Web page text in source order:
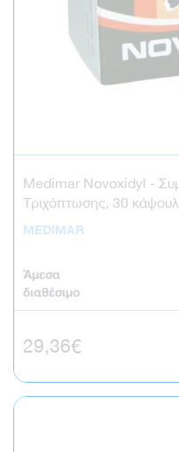
Medimar Novoxidyl -
Τριχόπτωσης, 30
MEDIMAR
Άμεσα
διαθέσιμο
Κανονική τιμή
29,36€